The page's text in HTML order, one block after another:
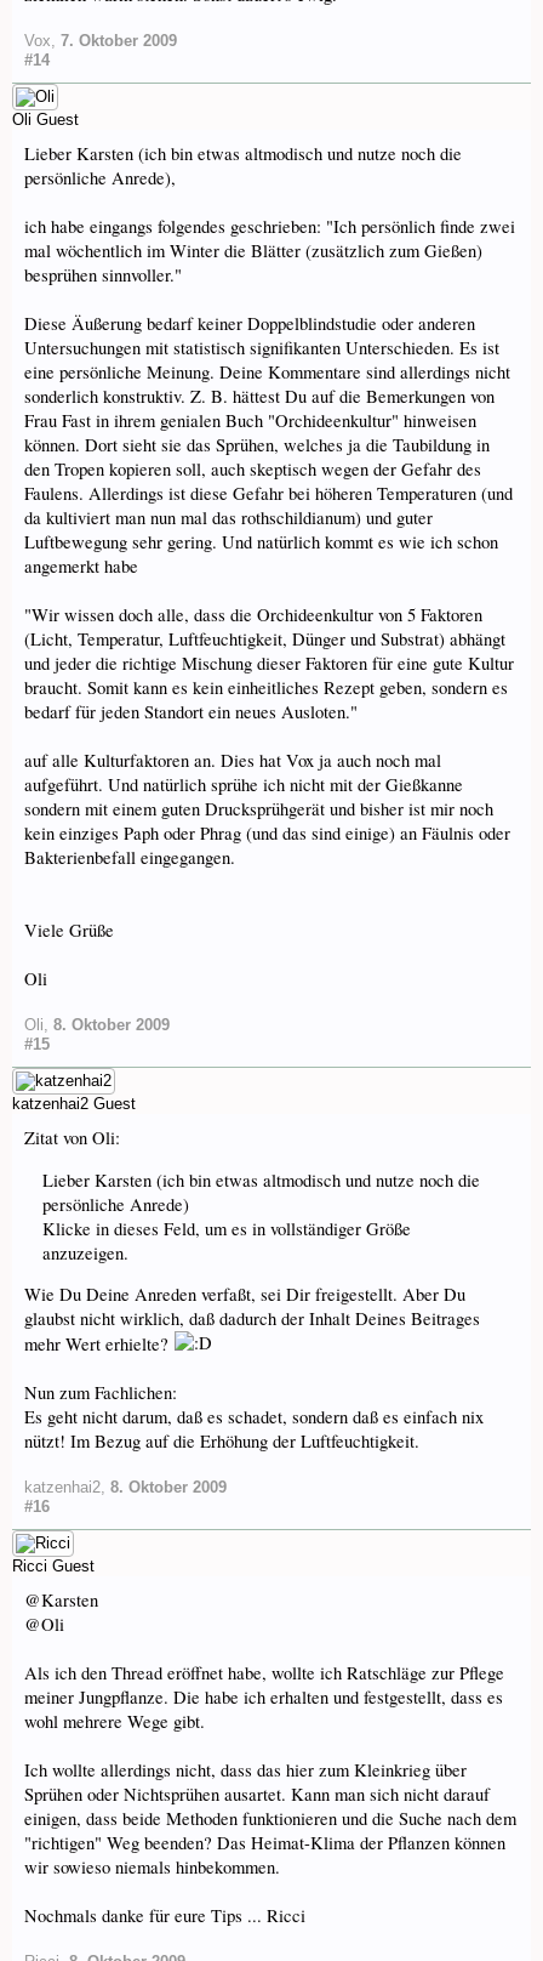
Vox 7. Oktober 2009
#14
Oli Guest
Lieber Karsten (ich bin etwas altmodisch und nutze noch die
persönliche Anrede),
ich habe eingangs folgendes geschrieben: "Ich persönlich finde zwei
mal wöchentlich im Winter die Blätter (zusätzlich zum Gießen)
besprühen sinnvoller."
Diese Äußerung bedarf keiner Doppelblindstudie oder anderen
Untersuchungen mit statistisch signifikanten Unterschieden. Es ist
eine persönliche Meinung. Deine Kommentare sind allerdings nicht
sonderlich konstruktiv. Z. B. hättest Du auf die Bemerkungen von
Frau Fast in ihrem genialen Buch "Orchideenkultur" hinweisen
können. Dort sieht sie das Sprühen, welches ja die Taubildung in
den Tropen kopieren soll, auch skeptisch wegen der Gefahr des
Faulens. Allerdings ist diese Gefahr bei höheren Temperaturen (und
da kultiviert man nun mal das rothschildianum) und guter
Luftbewegung sehr gering. Und natürlich kommt es wie ich schon
angemerkt habe
"Wir wissen doch alle, dass die Orchideenkultur von 5 Faktoren
(Licht, Temperatur, Luftfeuchtigkeit, Dünger und Substrat) abhängt
und jeder die richtige Mischung dieser Faktoren für eine gute Kultur
braucht. Somit kann es kein einheitliches Rezept geben, sondern es
bedarf für jeden Standort ein neues Ausloten."
auf alle Kulturfaktoren an. Dies hat Vox ja auch noch mal
aufgeführt. Und natürlich sprühe ich nicht mit der Gießkanne
sondern mit einem guten Drucksprühgerät und bisher ist mir noch
kein einziges Paph oder Phrag (und das sind einige) an Fäulnis oder
Bakterienbefall eingegangen.
Viele Grüße
Oli
Oli 8. Oktober 2009
#15
katzenhai2 Guest
Zitat von Oli:
Lieber Karsten (ich bin etwas altmodisch und nutze noch die
persönliche Anrede)
Klicke in dieses Feld, um es in vollständiger Größe
anzuzeigen.
Wie Du Deine Anreden verfaßt, sei Dir freigestellt. Aber Du
glaubst nicht wirklich, daß dadurch der Inhalt Deines Beitrages
mehr Wert erhielte?
Nun zum Fachlichen:
Es geht nicht darum, daß es schadet, sondern daß es einfach nix
nützt! Im Bezug auf die Erhöhung der Luftfeuchtigkeit.
katzenhai2, 8. Oktober 2009
#16
Ricci Guest
@Karsten
@Oli
Als ich den Thread eröffnet habe, wollte ich Ratschläge zur Pflege
meiner Jungpflanze. Die habe ich erhalten und festgestellt, dass es
wohl mehrere Wege gibt.
Ich wollte allerdings nicht, dass das hier zum Kleinkrieg über
Sprühen oder Nichtsprühen ausartet. Kann man sich nicht darauf
einigen, dass beide Methoden funktionieren und die Suche nach dem
"richtigen" Weg beenden? Das Heimat-Klima der Pflanzen können
wir sowieso niemals hinbekommen.
Nochmals danke für eure Tips ... Ricci